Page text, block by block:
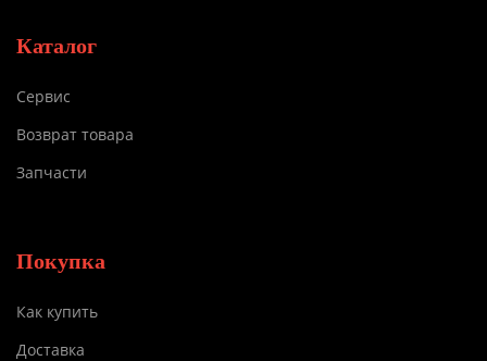
Каталог
Сервис
Возврат товара
Запчасти
Покупка
Как купить
Доставка